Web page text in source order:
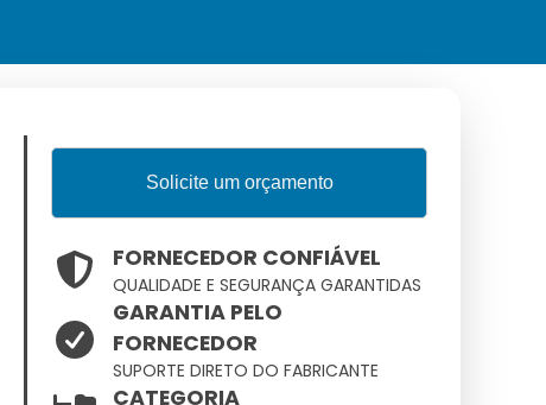
Solicite um orçamento
FORNECEDOR CONFIÁVEL
QUALIDADE E SEGURANÇA GARANTIDAS
GARANTIA PELO
FORNECEDOR
SUPORTE DIRETO DO FABRICANTE
CATEGORIA